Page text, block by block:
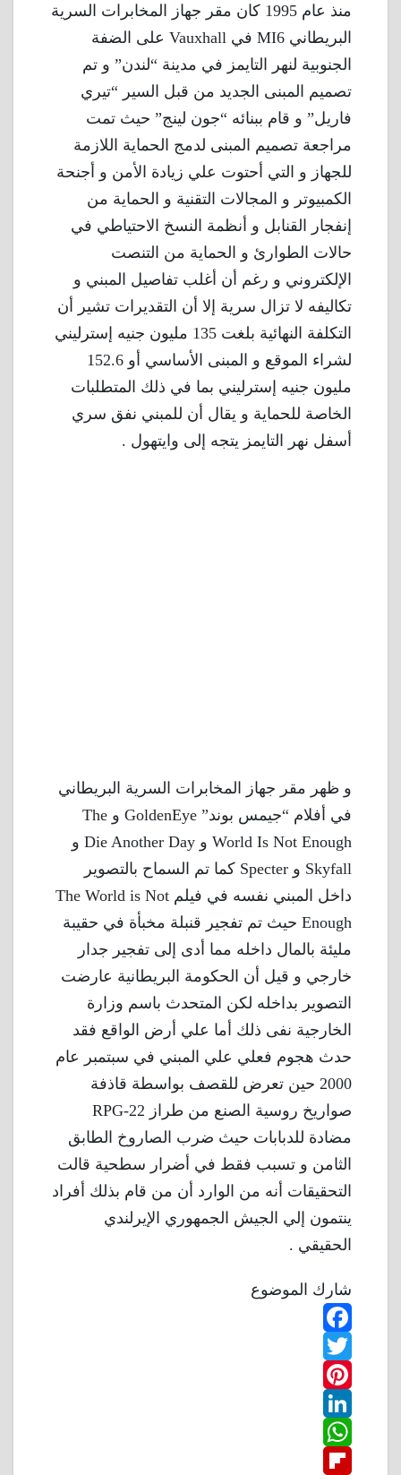
منذ عام 1995 كان مقر جهاز المخابرات السرية
البريطاني MI6 في Vauxhall على الضفة
الجنوبية لنهر التايمز في مدينة “لندن” و تم
تصميم المبنى الجديد من قبل السير “تيري
فاريل” و قام ببنائه “جون لينج” حيث تمت
مراجعة تصميم المبنى لدمج الحماية اللازمة
للجهاز و التي أحتوت علي زيادة الأمن و أجنحة
الكمبيوتر و المجالات التقنية و الحماية من
إنفجار القنابل و أنظمة النسخ الاحتياطي في
حالات الطوارئ و الحماية من التنصت
الإلكتروني و رغم أن أغلب تفاصيل المبني و
تكاليفه لا تزال سرية إلا أن التقديرات تشير أن
التكلفة النهائية بلغت 135 مليون جنيه إسترليني
لشراء الموقع و المبنى الأساسي أو 152.6
مليون جنيه إسترليني بما في ذلك المتطلبات
الخاصة للحماية و يقال أن للمبني نفق سري
أسفل نهر التايمز يتجه إلى وايتهول .
و ظهر مقر جهاز المخابرات السرية البريطاني
في أفلام “جيمس بوند” GoldenEye و The
World Is Not Enough و Die Another Day و
Skyfall و Specter كما تم السماح بالتصوير
داخل المبني نفسه في فيلم The World is Not
Enough حيث تم تفجير قنبلة مخبأة في حقيبة
مليئة بالمال داخله مما أدى إلى تفجير جدار
خارجي و قيل أن الحكومة البريطانية عارضت
التصوير بداخله لكن المتحدث باسم وزارة
الخارجية نفى ذلك أما علي أرض الواقع فقد
حدث هجوم فعلي علي المبني في سبتمبر عام
2000 حين تعرض للقصف بواسطة قاذفة
صواريخ روسية الصنع من طراز RPG-22
مضادة للدبابات حيث ضرب الصاروخ الطابق
الثامن و تسبب فقط في أضرار سطحية قالت
التحقيقات أنه من الوارد أن من قام بذلك أفراد
ينتمون إلي الجيش الجمهوري الإيرلندي
الحقيقي .
شارك الموضوع
F
a
c
e
b
T
w
i
P
i
n
L
W